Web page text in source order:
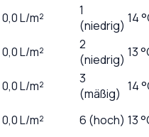
0,0L/m²
1
(niedrig) 14
0,0L/m²
2
(niedrig) 13
0,0L/m²
3
(mäßig) 14
0,0L/m² 6 (hoch) 13